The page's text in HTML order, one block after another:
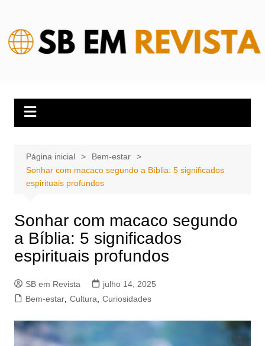
conteúdo
Página inicial
Bem-estar
Sonhar com macaco segundo a Bíblia: 5 significados
espirituais profundos
Sonhar com macaco segundo
a Bíblia: 5 significados
espirituais profundos
SB em Revista
julho 14, 2025
Bem-estar, Cultura Curiosidades